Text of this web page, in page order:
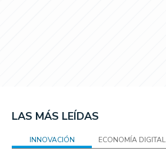
LAS MÁS LEÍDAS
INNOVACIÓN ECONOMÍA DIGITAL